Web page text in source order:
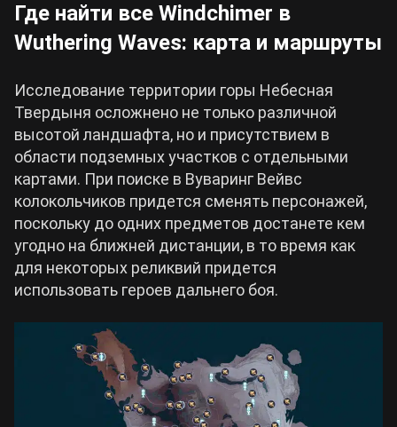
Где найти все Windchimer в
Wuthering Waves: карта и маршруты
Исследование территории горы Небесная
Твердыня осложнено не только различной
высотой ландшафта, но и присутствием в
области подземных участков с отдельными
картами. При поиске в Вуваринг Вейвс
колокольчиков придется сменять персонажей,
поскольку до одних предметов достанете кем
угодно на ближней дистанции, в то время как
для некоторых реликвий придется
использовать героев дальнего боя.